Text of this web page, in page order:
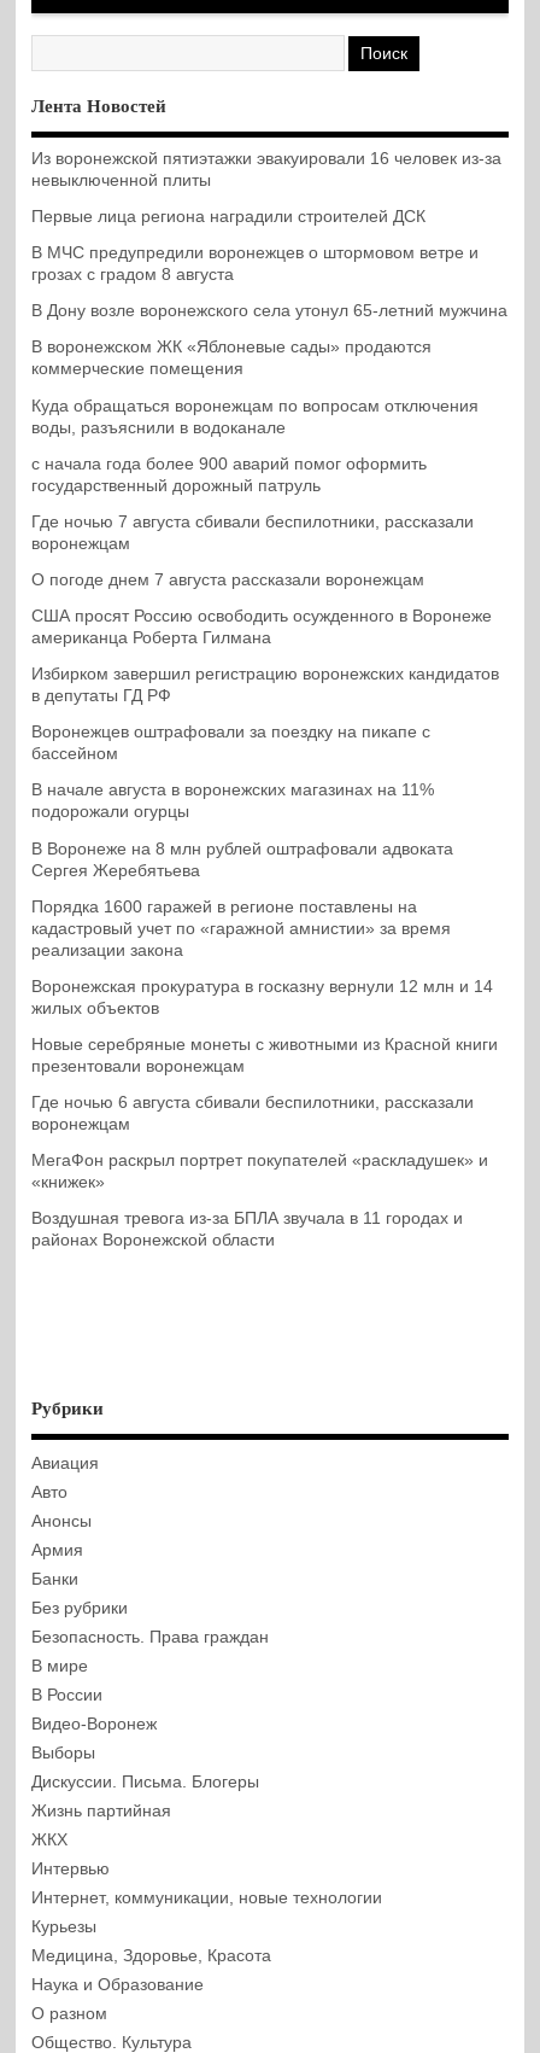
Лента Новостей
Из воронежской пятиэтажки эвакуировали 16 человек из-за
невыключенной плиты
Первые лица региона наградили строителей ДСК
В МЧС предупредили воронежцев о штормовом ветре и
грозах с градом 8 августа
В Дону возле воронежского села утонул 65-летний мужчина
В воронежском ЖК «Яблоневые сады» продаются
коммерческие помещения
Куда обращаться воронежцам по вопросам отключения
воды, разъяснили в водоканале
с начала года более 900 аварий помог оформить
государственный дорожный патруль
Где ночью 7 августа сбивали беспилотники, рассказали
воронежцам
О погоде днем 7 августа рассказали воронежцам
США просят Россию освободить осужденного в Воронеже
американца Роберта Гилмана
Избирком завершил регистрацию воронежских кандидатов
в депутаты ГД РФ
Воронежцев оштрафовали за поездку на пикапе с
бассейном
В начале августа в воронежских магазинах на 11%
подорожали огурцы
В Воронеже на 8 млн рублей оштрафовали адвоката
Сергея Жеребятьева
Порядка 1600 гаражей в регионе поставлены на
кадастровый учет по «гаражной амнистии» за время
реализации закона
Воронежская прокуратура в госказну вернули 12 млн и 14
жилых объектов
Новые серебряные монеты с животными из Красной книги
презентовали воронежцам
Где ночью 6 августа сбивали беспилотники, рассказали
воронежцам
МегаФон раскрыл портрет покупателей «раскладушек» и
«книжек»
Воздушная тревога из-за БПЛА звучала в 11 городах и
районах Воронежской области
Рубрики
Авиация
Авто
Анонсы
Армия
Банки
Без рубрики
Безопасность. Права граждан
В мире
В России
Видео-Воронеж
Выборы
Дискуссии. Письма. Блогеры
Жизнь партийная
ЖКХ
Интервью
Интернет, коммуникации, новые технологии
Курьезы
Медицина, Здоровье, Красота
Наука и Образование
О разном
Общество. Культура